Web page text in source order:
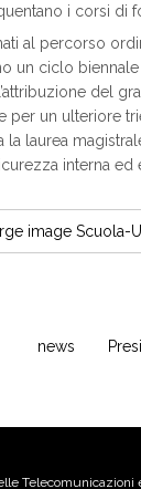
i corsi di
al percorso
un ciclo
del
per un ulteriore
la laurea
interna ed
news
Telecomunicazioni